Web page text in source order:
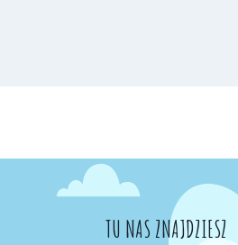
TU NAS ZNAJDZIESZ